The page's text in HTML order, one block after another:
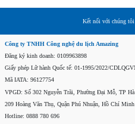
Kết nối với chúng tôi
Công ty TNHH Công nghệ du lịch Amazing
Đăng ký kinh doanh: 0109963898
Giấy phép Lữ hành Quốc tế: 01-1995/2022/
Mã IATA: 96127754
VPGD: Số 302 Nguyễn Trãi, Phường Đại Mỗ, TP
209 Hoàng Văn Thụ, Quận Phú Nhuận, Hồ Chí Minh
Hotline: 0888 780 696